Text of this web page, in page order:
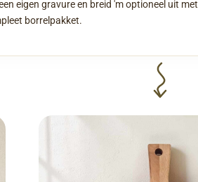
eigen gravure en breid 'm optioneel uit met
borrelpakket.